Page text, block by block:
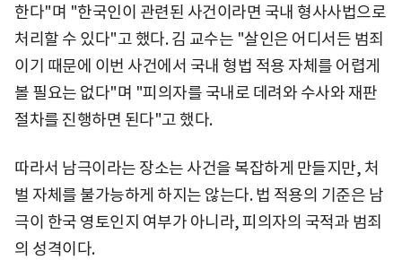
한다"며 "한국인이 관련된 사건이라면 국내 형사사법으로
처리할 수 있다"고 했다. 김 교수는 "살인은 어디서든 범죄
이기 때문에 이번 사건에서 국내 형법 적용 자체를 어렵게
볼 필요는 없다"며 "피의자를 국내로 데려와 수사와 재판
절차를 진행하면 된다"고 했다.
따라서 남극이라는 장소는 사건을 복잡하게 만들지만, 처
벌 자체를 불가능하게 하지는 않는다. 법 적용의 기준은 남
극이 한국 영토인지 여부가 아니라, 피의자의 국적과 범죄
의 성격이다.